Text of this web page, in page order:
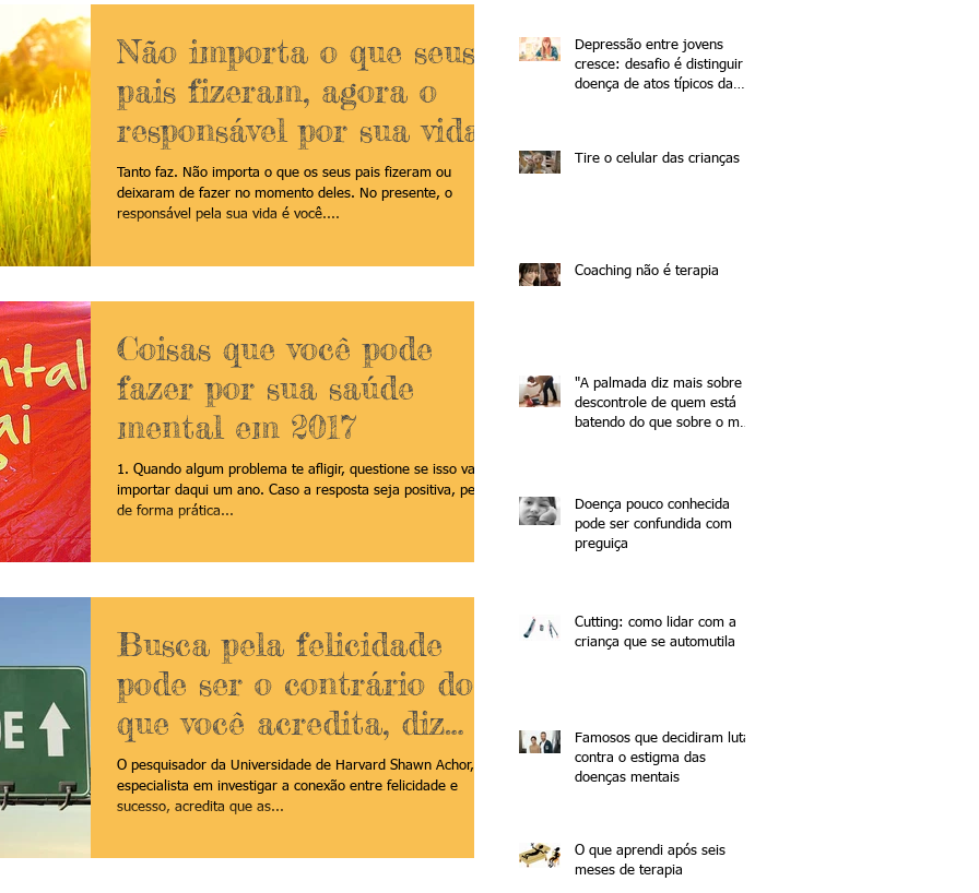
Não importa o que seus
pais fizeram, agora o
responsável por sua vida
é VOCÊ
Tanto faz. Não importa o que os seus pais fizeram ou
deixaram de fazer no momento deles. No presente, o
responsável pela sua vida é você....
Coisas que você pode
fazer por sua saúde
mental em 2017
1. Quando algum problema te afligir, questione se isso vai
importar daqui um ano. Caso a resposta seja positiva, pense
de forma prática...
Busca pela felicidade
pode ser o contrário do
que você acredita, diz
psicólogo de Harvard
O pesquisador da Universidade de Harvard Shawn Achor,
especialista em investigar a conexão entre felicidade e
sucesso, acredita que as...
Depressão entre jovens
cresce: desafio é distinguir a
doença de atos típicos da
Tire o celular das crianças
Coaching não é terapia
"A palmada diz mais sobre o
descontrole de quem está
batendo do que sobre o mau
Doença pouco conhecida
pode ser confundida com
preguiça
Cutting: como lidar com a
criança que se automutila
Famosos que decidiram lutar
contra o estigma das
doenças mentais
O que aprendi após seis
meses de terapia